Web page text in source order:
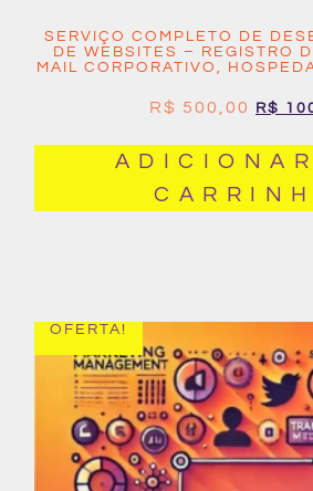
SERVIÇO COMPLETO DE
DE WEBSITES – REGISTRO
MAIL CORPORATIVO,
R$ 500,00 R$
OFERTA!